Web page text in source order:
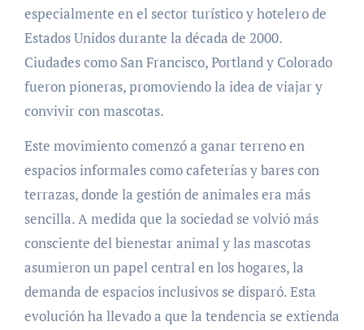
especialmente en el sector turístico y hotelero de
Estados Unidos durante la década de 2000.
Ciudades como San Francisco, Portland y Colorado
fueron pioneras, promoviendo la idea de viajar y
convivir con mascotas.
Este movimiento comenzó a ganar terreno en
espacios informales como cafeterías y bares con
terrazas, donde la gestión de animales era más
sencilla. A medida que la sociedad se volvió más
consciente del bienestar animal y las mascotas
asumieron un papel central en los hogares, la
demanda de espacios inclusivos se disparó. Esta
evolución ha llevado a que la tendencia se extienda